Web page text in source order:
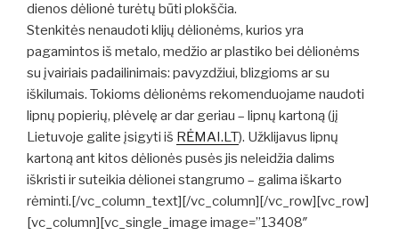
dienos dėlionė turėtų būti plokščia.
Stenkitės nenaudoti klijų dėlionėms, kurios yra
pagamintos iš metalo, medžio ar plastiko bei dėlionėms
su įvairiais padailinimais: pavyzdžiui, blizgioms ar su
iškilumais. Tokioms dėlionėms rekomenduojame naudoti
lipnų popierių, plėvelę ar dar geriau – lipnų kartoną (jį
Lietuvoje galite įsigyti iš RĖMAI.LT). Užklijavus lipnų
kartoną ant kitos dėlionės pusės jis neleidžia dalims
iškristi ir suteikia dėlionei stangrumo – galima iškarto
rėminti.[/vc_column_text][/vc_column][/vc_row][vc_row]
[vc_column][vc_single_image image=”13408″